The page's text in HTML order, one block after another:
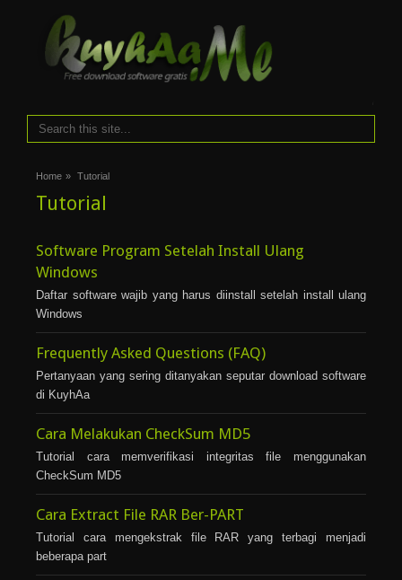
Home » Tutorial
Tutorial
Software Program Setelah Install Ulang
Windows
Daftar software wajib yang harus diinstall setelah install ulang
Windows
Frequently Asked Questions (FAQ)
Pertanyaan yang sering ditanyakan seputar download software
di KuyhAa
Cara Melakukan CheckSum MD5
Tutorial cara memverifikasi integritas file menggunakan
CheckSum MD5
Cara Extract File RAR Ber-PART
Tutorial cara mengekstrak file RAR yang terbagi menjadi
beberapa part